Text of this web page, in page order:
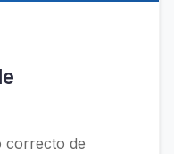
correcto de